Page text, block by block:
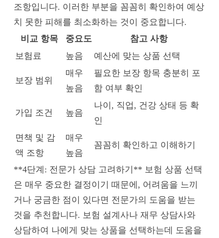
조항입니다. 이러한 부분을 꼼꼼히 확인하여 예상
치 못한 피해를 최소화하는 것이 중요합니다.
비교 항목
중요도
참고 사항
보험료
높음 예산에 맞는 상품 선택
보장 범위
매우
높음
필요한 보장 항목 충분히 포
함 여부 확인
가입 조건 높음
나이, 직업, 건강 상태 등 확
인
면책 및 감
액 조항
매우
높음
꼼꼼히 확인하고 이해하기
**4단계: 전문가 상담 고려하기** 보험 상품 선택
은 매우 중요한 결정이기 때문에, 어려움을 느끼
거나 궁금한 점이 있다면 전문가의 도움을 받는
것을 추천합니다. 보험 설계사나 재무 상담사와
상담하여 나에게 맞는 상품을 선택하는데 도움을